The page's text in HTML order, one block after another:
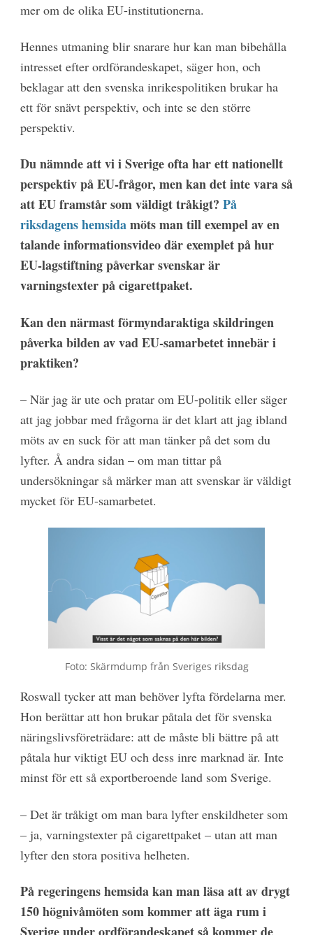
mer om de olika EU-institutionerna.
Hennes utmaning blir snarare hur kan man bibehålla
intresset efter ordförandeskapet, säger hon, och
beklagar att den svenska inrikespolitiken brukar ha
ett för snävt perspektiv, och inte se den större
perspektiv.
Du nämnde att vi i Sverige ofta har ett nationellt
perspektiv på EU-frågor, men kan det inte vara så
att EU framstår som väldigt tråkigt? På
riksdagens hemsidamöts man till exempel av en
talande informationsvideo där exemplet på hur
EU-lagstiftning påverkar svenskar är
varningstexter på cigarettpaket.
Kan den närmast förmyndaraktiga skildringen
påverka bilden av vad EU-samarbetet innebär i
praktiken?
– När jag är ute och pratar om EU-politik eller säger
att jag jobbar med frågorna är det klart att jag ibland
möts av en suck för att man tänker på det som du
lyfter. Å andra sidan – om man tittar på
undersökningar så märker man att svenskar är väldigt
mycket för EU-samarbetet.
Foto: Skärmdump från Sveriges riksdag
Roswall tycker att man behöver lyfta fördelarna mer.
Hon berättar att hon brukar påtala det för svenska
näringslivsföreträdare: att de måste bli bättre på att
påtala hur viktigt EU och dess inre marknad är. Inte
minst för ett så exportberoende land som Sverige.
– Det är tråkigt om man bara lyfter enskildheter som
– ja, varningstexter på cigarettpaket – utan att man
lyfter den stora positiva helheten.
På regeringens hemsida kan man läsa att av drygt
150 högnivåmöten som kommer att äga rum i